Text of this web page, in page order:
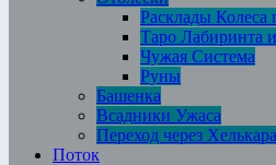
Расклады Колеса
Таро Лабиринта
Чужая Система
Руны
Башенка
Всадники Ужаса
Переход через
Поток